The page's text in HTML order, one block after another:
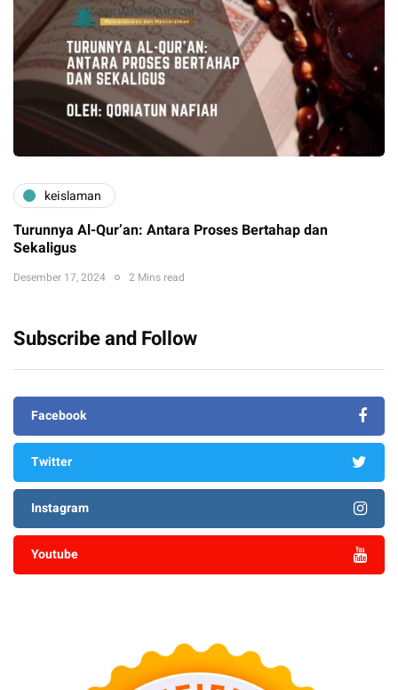
keislaman
Turunnya Al-Qur’an: Antara Proses Bertahap dan
Sekaligus
Desember 17, 2024 2 Mins read
Subscribe and Follow
Facebook
Twitter
Instagram
Youtube